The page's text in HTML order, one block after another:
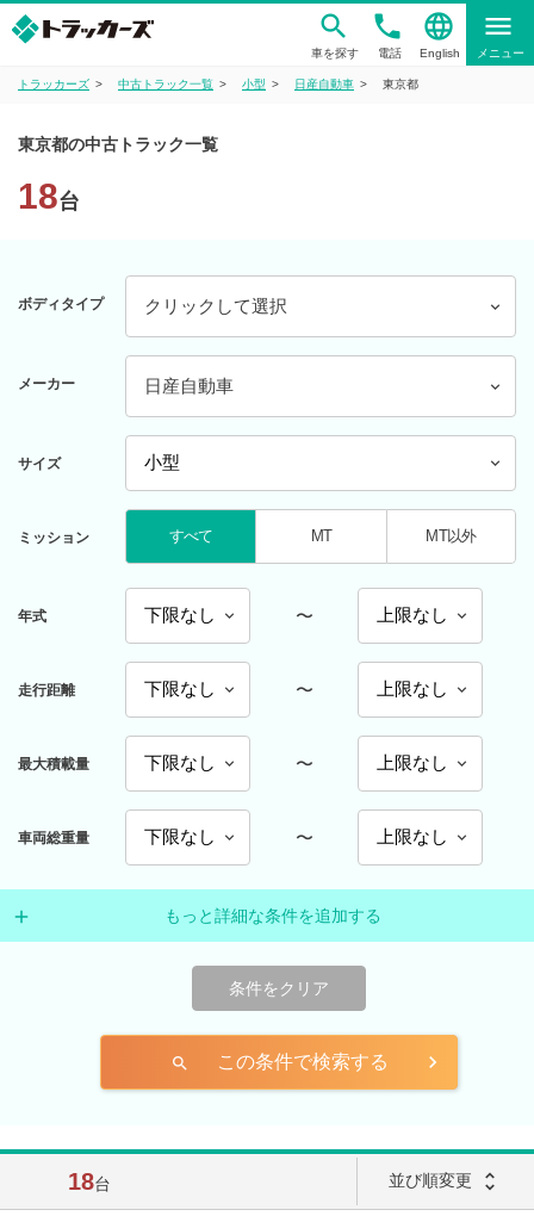
車を探す
phone
電話
language
English
menu
メニュー
トラッカーズ 中古トラック一覧 小型 日産自動車 東京都
東京都の中古トラック一覧
18台
ボディタイプ クリックして選択
メーカー 日産自動車
サイズ
ミッション すべて MT MT以外
年式 〜
走行距離 〜
最大積載量 〜
車両総重量 〜
もっと詳細な条件を追加する
条件をクリア
search この条件で検索する
18台 並び順変更 unfold_more